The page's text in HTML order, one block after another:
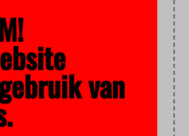
Student
& innovation Jardo Stammeshaus is
met zijn start-up Jardo Liion
een duurzame accu-oplader.
van